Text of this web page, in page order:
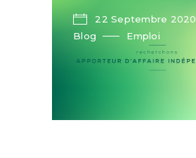
22 Septembre 2020
Blog
Emploi